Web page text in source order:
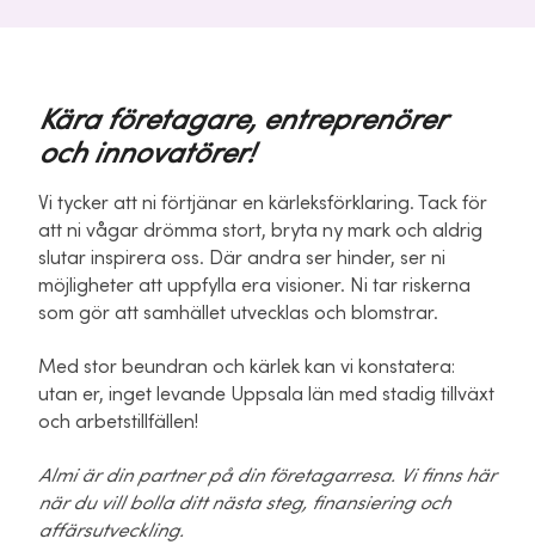
Kära företagare, entreprenörer
och innovatörer!
Vi tycker att ni förtjänar en kärleksförklaring. Tack för
att ni vågar drömma stort, bryta ny mark och aldrig
slutar inspirera oss. Där andra ser hinder, ser ni
möjligheter att uppfylla era visioner. Ni tar riskerna
som gör att samhället utvecklas och blomstrar.
Med stor beundran och kärlek kan vi konstatera:
utan er, inget levande Uppsala län med stadig tillväxt
och arbetstillfällen!
Almi är din partner på din företagarresa. Vi finns här
när du vill bolla ditt nästa steg, finansiering och
affärsutveckling.